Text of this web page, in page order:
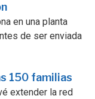
en una planta
de ser enviada
150 familias
extender la red